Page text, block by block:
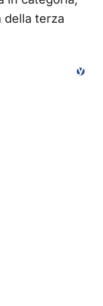
della terza